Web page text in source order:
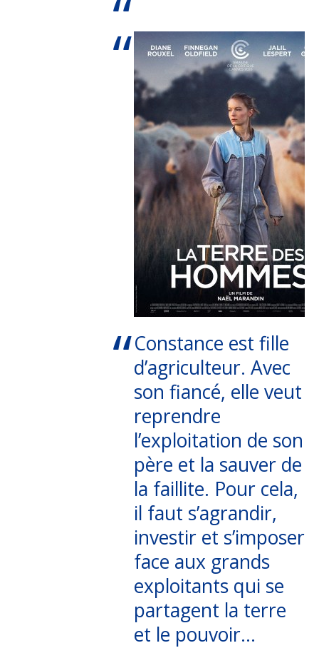
Constance est fille
d’agriculteur. Avec
son fiancé, elle veut
reprendre
l’exploitation de son
père et la sauver de
la faillite. Pour cela,
il faut s’agrandir,
investir et s’imposer
face aux grands
exploitants qui se
partagent la terre
et le pouvoir…